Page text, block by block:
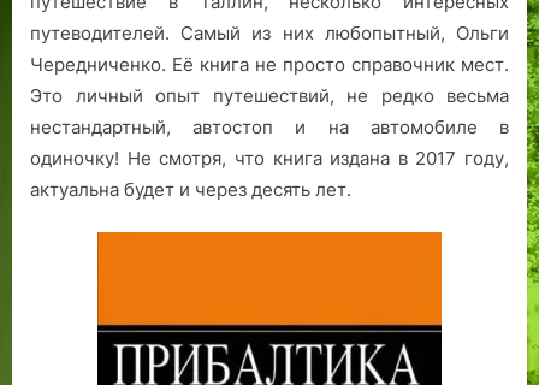
путеводителей. Самый из них любопытный, Ольги
Чередниченко. Её книга не просто справочник мест.
Это личный опыт путешествий, не редко весьма
нестандартный, автостоп и на автомобиле в
одиночку! Не смотря, что книга издана в 2017 году,
актуальна будет и через десять лет.